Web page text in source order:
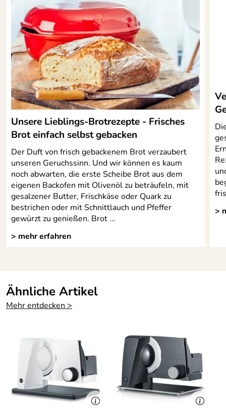
aufgeklappter Position
Schlittenschaltung mit Moment- und Dauerschalter
(Messer rotiert dauerhaft oder nur Schnitt für Schnitt)
Kindersicherung mit elektrischer Sperre
leichte Reinigung dank hochwertiger Oberflächen
Schnitthöhe: 150 mm
Schnittlänge: 277 mm
inklusive Restehalter
Hersteller: Gebr. Graef GmbH + Co. KG, Donnerfeld 6,
59757 Arnsberg, info@graef.de
Unsere Lieblings-Brotrezepte - Frisches
Brot einfach selbst gebacken
Der Duft von frisch gebackenem Brot verzaubert
unseren Geruchssinn. Und wir können es kaum
noch abwarten, die erste Scheibe Brot aus dem
eigenen Backofen mit Olivenöl zu beträufeln, mit
gesalzener Butter, Frischkäse oder Quark zu
bestrichen oder mit Schnittlauch und Pfeffer
gewürzt zu genießen. Brot ...
> mehr erfahren
>
Ähnliche Artikel
Mehr entdecken >